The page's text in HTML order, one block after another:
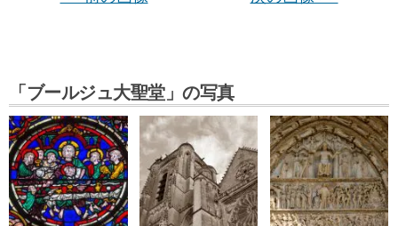
「ブールジュ大聖堂」の写真